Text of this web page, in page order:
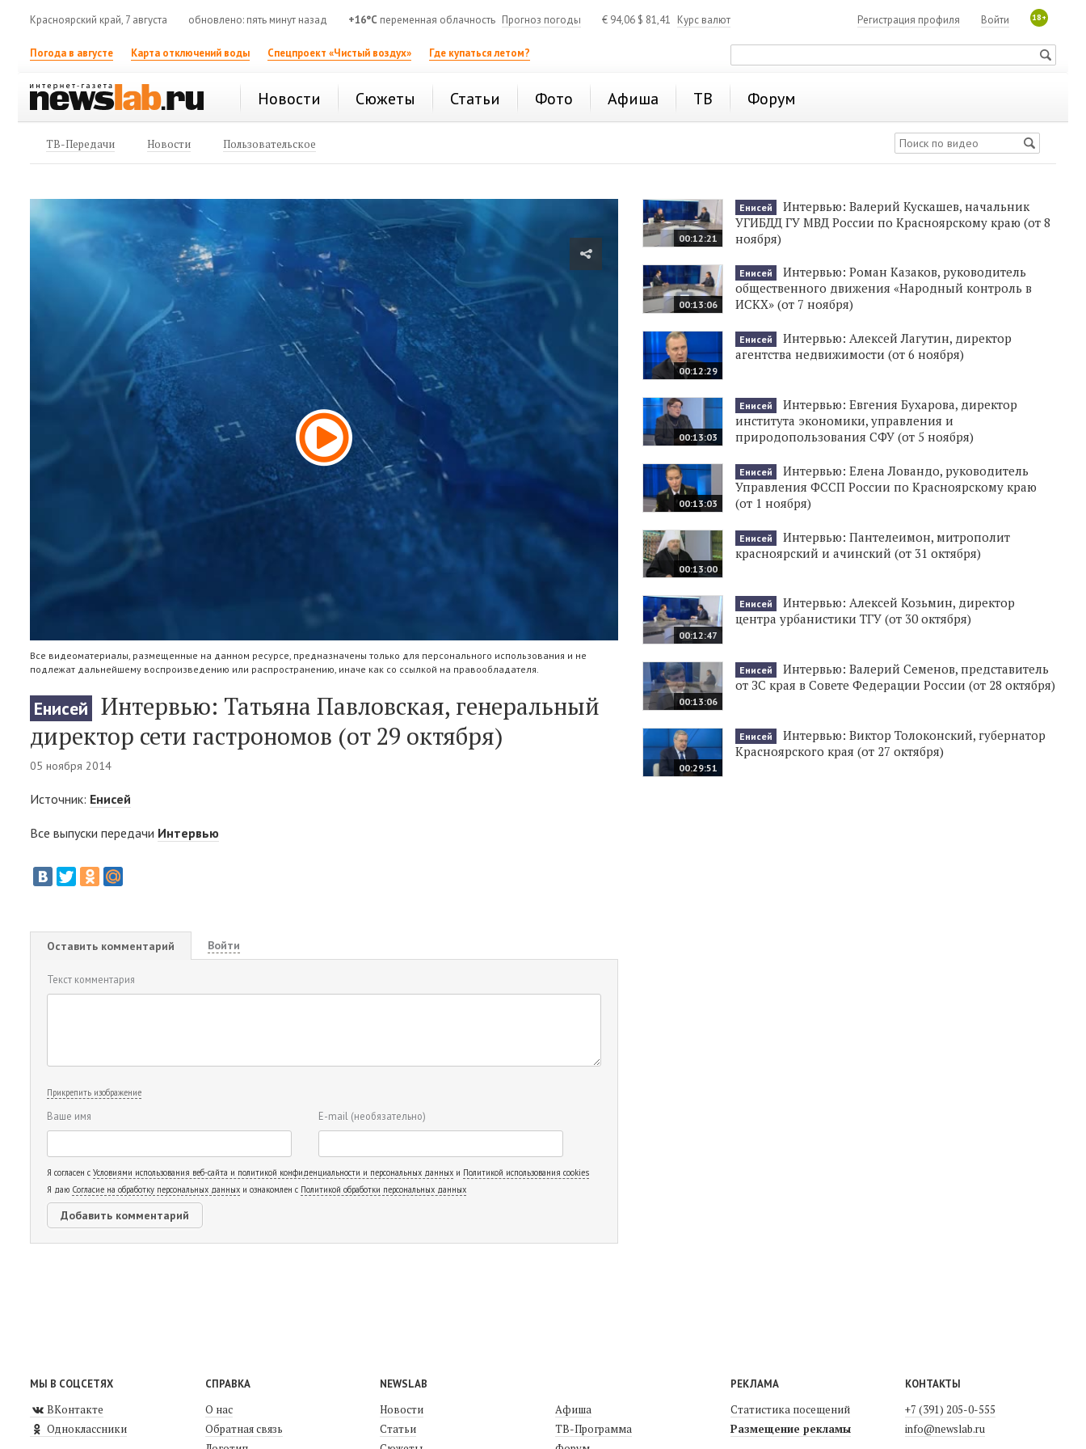
Красноярский край, 7 августа обновлено: пять минут назад +16°C переменная облачность Прогноз погоды € 94,06 $ 81,41 Курс валют 18+
Войти
Регистрация профиля
Погода в августе Карта отключений воды Спецпроект «Чистый воздух» Где купаться летом?
Новости Сюжеты Статьи Фото Афиша ТВ Форум
ТВ-Передачи Новости Пользовательское
Все видеоматериалы, размещенные на данном ресурсе, предназначены только для персонального использования и не
подлежат дальнейшему воспроизведению или распространению, иначе как со ссылкой на правообладателя.
Енисей
Интервью: Татьяна Павловская, генеральный
директор сети гастрономов (от 29 октября)
05 ноября 2014
Источник: Енисей
Все выпуски передачи Интервью
Оставить комментарий Войти
Текст комментария
Прикрепить изображение
Ваше имя E-mail (необязательно)
Я согласен с Условиями использования веб-сайта и политикой конфиденциальности и персональных данных и Политикой использования cookies
Я даю Согласие на обработку персональных данных и ознакомлен с Политикой обработки персональных данных
00:12:21
Енисей
Интервью: Валерий Кускашев, начальник
УГИБДД ГУ МВД России по Красноярскому краю (от 8
ноября)
00:13:06
Енисей
Интервью: Роман Казаков, руководитель
общественного движения «Народный контроль в
ИСКХ» (от 7 ноября)
00:12:29
Енисей
Интервью: Алексей Лагутин, директор
агентства недвижимости (от 6 ноября)
00:13:03
Енисей
Интервью: Евгения Бухарова, директор
института экономики, управления и
природопользования СФУ (от 5 ноября)
00:13:03
Енисей
Интервью: Елена Ловандо, руководитель
Управления ФССП России по Красноярскому краю
(от 1 ноября)
00:13:00
Енисей
Интервью: Пантелеимон, митрополит
красноярский и ачинский (от 31 октября)
00:12:47
Енисей
Интервью: Алексей Козьмин, директор
центра урбанистики ТГУ (от 30 октября)
00:13:06
Енисей
Интервью: Валерий Семенов, представитель
от ЗС края в Совете Федерации России (от 28 октября)
00:29:51
Енисей
Интервью: Виктор Толоконский, губернатор
Красноярского края (от 27 октября)
МЫ В СОЦСЕТЯХ
ВКонтакте
Одноклассники
СПРАВКА
О нас
Обратная связь
NEWSLAB
Новости
Статьи
Афиша
ТВ-Программа
РЕКЛАМА
Статистика посещений
Размещение рекламы
КОНТАКТЫ
+7 (391) 205-0-555
info@newslab.ru